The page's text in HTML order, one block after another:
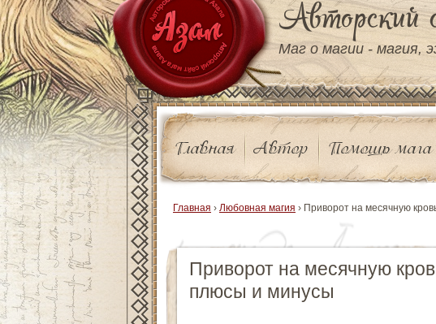
Авторский
Маг о магии - магия,
Главная Автор Помощь мага
Главная › Любовная магия › Приворот на месячную
Приворот на месячную
плюсы и минусы